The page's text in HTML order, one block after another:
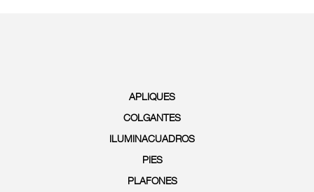
APLIQUES
COLGANTES
ILUMINACUADROS
PIES
PLAFONES